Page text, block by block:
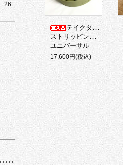
テイクタックル
ストリッピングバスケット
ユニバーサル
17,600円(税込)
26